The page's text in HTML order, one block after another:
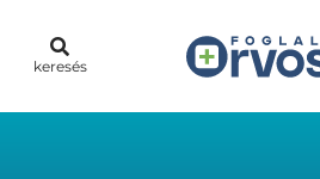
keresés